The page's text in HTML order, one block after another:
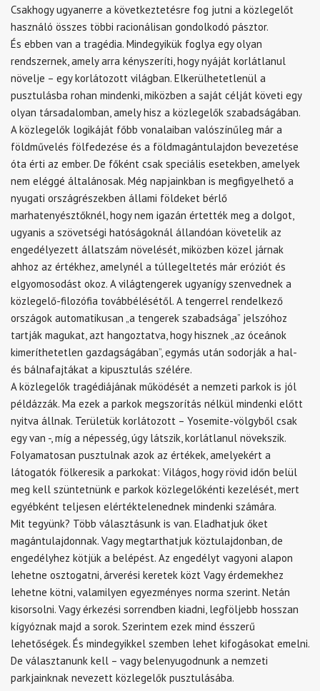
Csakhogy ugyanerre a következtetésre fog jutni a közlegelőt
használó összes többi racionálisan gondolkodó pásztor.
És ebben van a tragédia. Mindegyikük foglya egy olyan
rendszernek, amely arra kényszeríti, hogy nyáját korlátlanul
növelje – egy korlátozott világban. Elkerülhetetlenül a
pusztulásba rohan mindenki, miközben a saját célját követi egy
olyan társadalomban, amely hisz a közlegelők szabadságában.
A közlegelők logikáját főbb vonalaiban valószínűleg már a
földművelés fölfedezése és a földmagántulajdon bevezetése
óta érti az ember. De főként csak speciális esetekben, amelyek
nem eléggé általánosak. Még napjainkban is megfigyelhető a
nyugati országrészekben állami földeket bérlő
marhatenyésztőknél, hogy nem igazán értették meg a dolgot,
ugyanis a szövetségi hatóságoknál állandóan követelik az
engedélyezett állatszám növelését, miközben közel járnak
ahhoz az értékhez, amelynél a túllegeltetés már eróziót és
elgyomosodást okoz. A világtengerek ugyanígy szenvednek a
közlegelő-filozófia továbbélésétől. A tengerrel rendelkező
országok automatikusan „a tengerek szabadsága” jelszóhoz
tartják magukat, azt hangoztatva, hogy hisznek „az óceánok
kimeríthetetlen gazdagságában”, egymás után sodorják a hal-
és bálnafajtákat a kipusztulás szélére.
A közlegelők tragédiájának működését a nemzeti parkok is jól
példázzák. Ma ezek a parkok megszorítás nélkül mindenki előtt
nyitva állnak. Területük korlátozott – Yosemite-völgyből csak
egy van -, míg a népesség, úgy látszik, korlátlanul növekszik.
Folyamatosan pusztulnak azok az értékek, amelyekért a
látogatók fölkeresik a parkokat: Világos, hogy rövid időn belül
meg kell szüntetnünk e parkok közlegelőkénti kezelését, mert
egyébként teljesen elértéktelenednek mindenki számára.
Mit tegyünk? Több választásunk is van. Eladhatjuk őket
magántulajdonnak. Vagy megtarthatjuk köztulajdonban, de
engedélyhez kötjük a belépést. Az engedélyt vagyoni alapon
lehetne osztogatni, árverési keretek közt Vagy érdemekhez
lehetne kötni, valamilyen egyezményes norma szerint. Netán
kisorsolni. Vagy érkezési sorrendben kiadni, legföljebb hosszan
kígyóznak majd a sorok. Szerintem ezek mind ésszerű
lehetőségek. És mindegyikkel szemben lehet kifogásokat emelni.
De választanunk kell – vagy belenyugodnunk a nemzeti
parkjainknak nevezett közlegelők pusztulásába.